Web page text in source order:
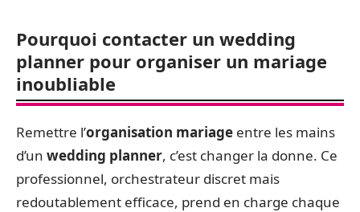
Pourquoi contacter un wedding
planner pour organiser un mariage
inoubliable
Remettre l’organisation mariage entre les mains
d’un wedding planner, c’est changer la donne. Ce
professionnel, orchestrateur discret mais
redoutablement efficace, prend en charge chaque